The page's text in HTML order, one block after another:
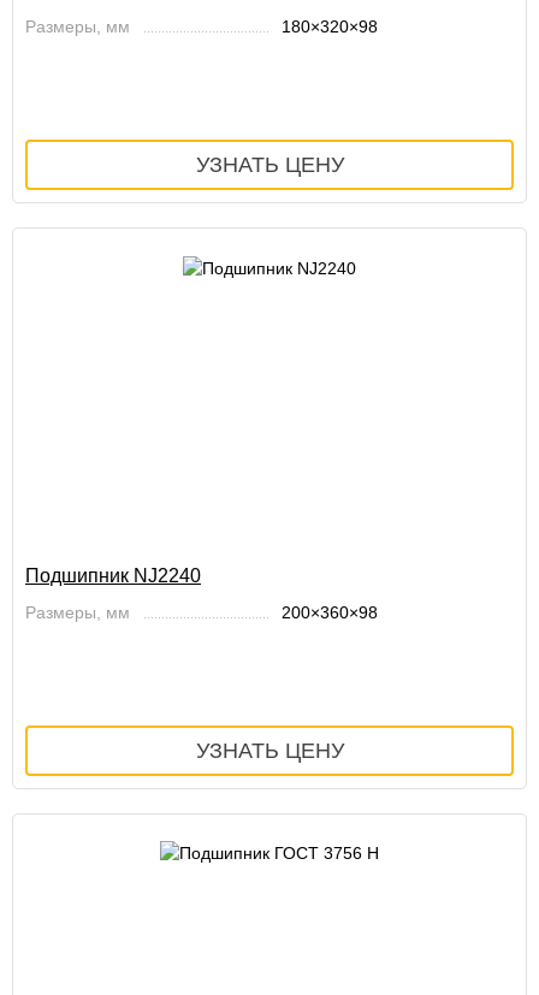
Размеры, мм 180×320×98
Подшипник NJ2240
Размеры, мм 200×360×98